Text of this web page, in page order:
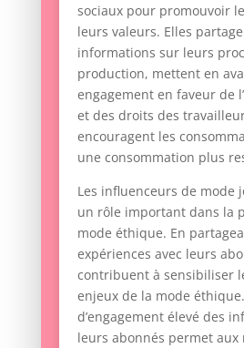
sociaux pour promouvoir
leurs valeurs. Elles
informations sur leurs
production, mettent en
engagement en faveur de
et des droits des
encouragent les
une consommation plus
Les influenceurs de mode
un rôle important dans la
mode éthique. En
expériences avec leurs
contribuent à sensibiliser
enjeux de la mode
d’engagement élevé des
leurs abonnés permet aux